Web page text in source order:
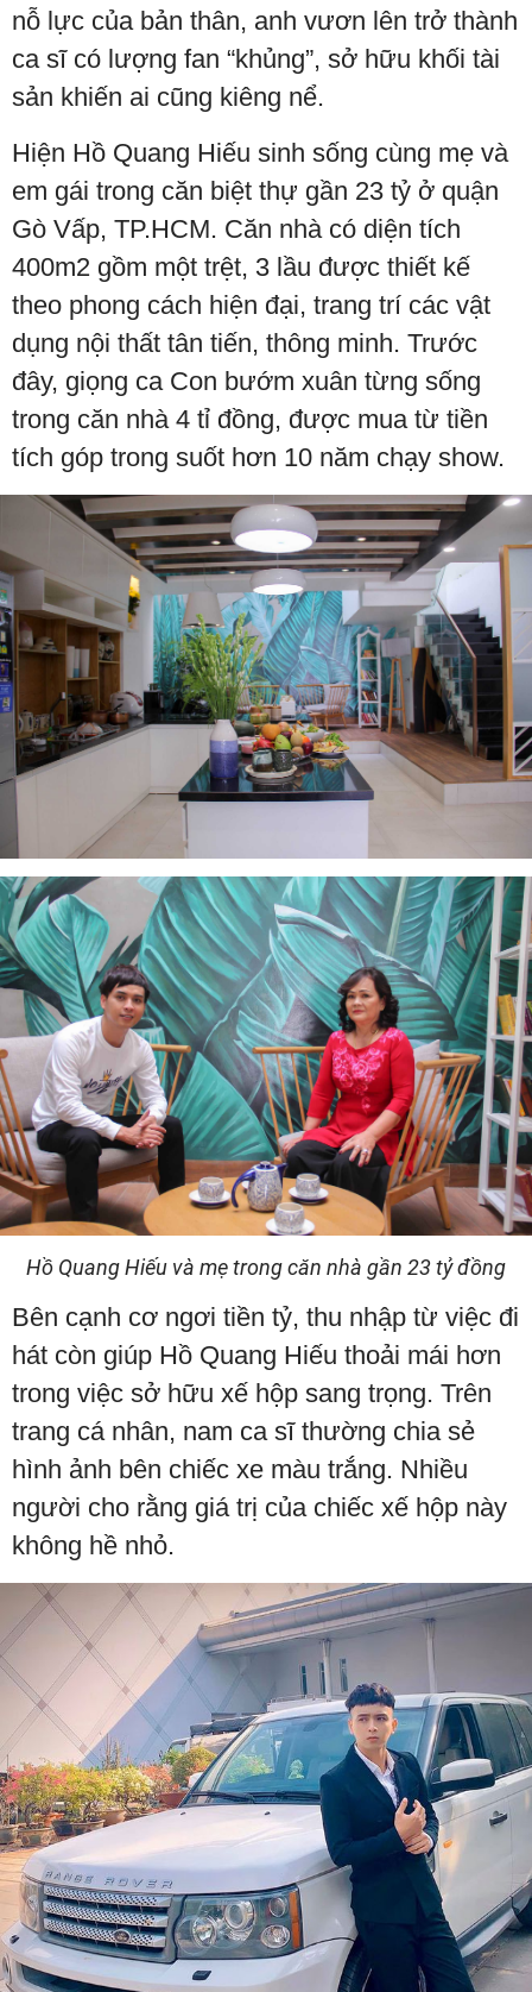
nỗ lực của bản thân, anh vươn lên trở thành
ca sĩ có lượng fan “khủng”, sở hữu khối tài
sản khiến ai cũng kiêng nể.
Hiện Hồ Quang Hiếu sinh sống cùng mẹ và
em gái trong căn biệt thự gần 23 tỷ ở quận
Gò Vấp, TP.HCM. Căn nhà có diện tích
400m2 gồm một trệt, 3 lầu được thiết kế
theo phong cách hiện đại, trang trí các vật
dụng nội thất tân tiến, thông minh. Trước
đây, giọng ca Con bướm xuân từng sống
trong căn nhà 4 tỉ đồng, được mua từ tiền
tích góp trong suốt hơn 10 năm chạy show.
Hồ Quang Hiếu và mẹ trong căn nhà gần 23 tỷ đồng
Bên cạnh cơ ngơi tiền tỷ, thu nhập từ việc đi
hát còn giúp Hồ Quang Hiếu thoải mái hơn
trong việc sở hữu xế hộp sang trọng. Trên
trang cá nhân, nam ca sĩ thường chia sẻ
hình ảnh bên chiếc xe màu trắng. Nhiều
người cho rằng giá trị của chiếc xế hộp này
không hề nhỏ.